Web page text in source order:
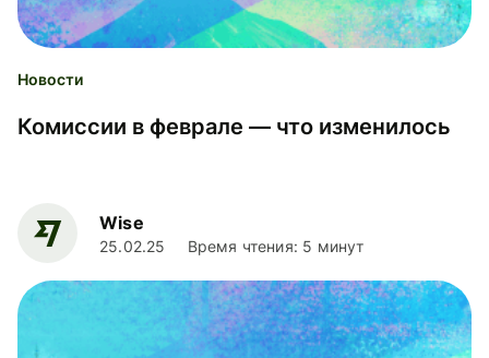
Новости
Комиссии в феврале — что изменилось
Wise
25.02.25 Время чтения: 5 минут